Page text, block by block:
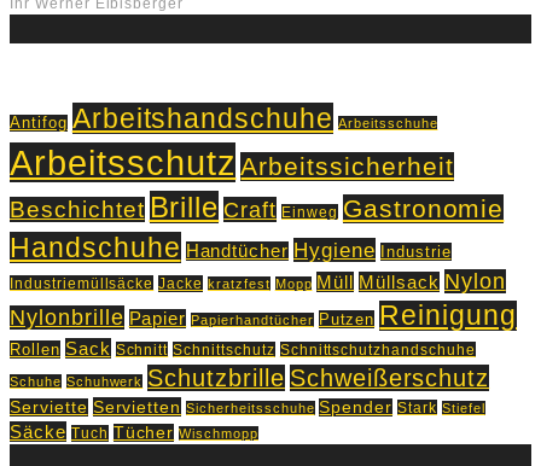
Ihr Werner Eibisberger
Antifog Arbeitshandschuhe Arbeitsschuhe
Arbeitsschutz Arbeitssicherheit
Beschichtet Brille Craft Einweg Gastronomie
Handschuhe Handtücher Hygiene Industrie
Industriemüllsäcke Jacke kratzfest Mopp Müll Müllsack Nylon
Nylonbrille Papier Papierhandtücher Putzen Reinigung
Rollen Sack Schnitt Schnittschutz Schnittschutzhandschuhe
Schuhe Schuhwerk Schutzbrille Schweißerschutz
Serviette Servietten Sicherheitsschuhe Spender Stark Stiefel
Säcke Tuch Tücher Wischmopp